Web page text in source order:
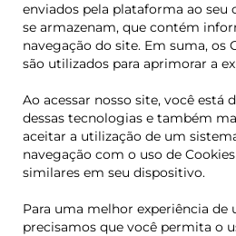
enviados pela plataforma ao seu
se armazenam, que contém
navegação do site. Em suma, os
são utilizados para aprimorar a
Ao acessar nosso site, você está
dessas tecnologias e também
aceitar a utilização de um
navegação com o uso de
similares em seu dispositivo.
Para uma melhor experiência de
precisamos que você permita o